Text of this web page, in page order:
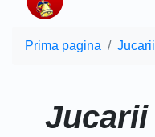
Prima pagina Jucarii
Jucarii